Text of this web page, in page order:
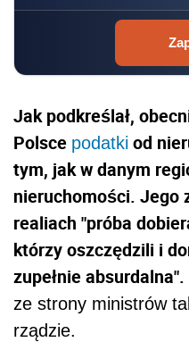
Jak podkreślał,
Polsce podatki od
tym, jak w danym
nieruchomości. Jego
realiach "próba
którzy oszczędzili i
zupełnie absurdalna".
ze strony ministrów
rządzie.